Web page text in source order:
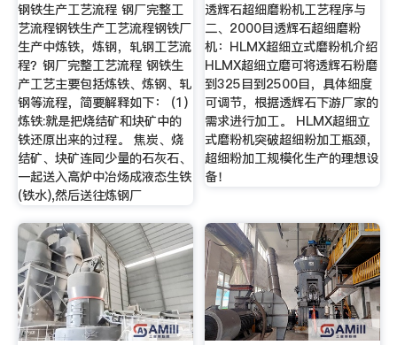
钢铁生产工艺流程 钢厂完整工
艺流程钢铁生产工艺流程钢铁厂
生产中炼铁，炼钢，轧钢工艺流
程？钢厂完整工艺流程 钢铁生
产工艺主要包括炼铁、炼钢、轧
钢等流程，简要解释如下： (1)
炼铁:就是把烧结矿和块矿中的
铁还原出来的过程。 焦炭、烧
结矿、块矿连同少量的石灰石、
一起送入高炉中冶炀成液态生铁
(铁水),然后送往炼钢厂
透辉石超细磨粉机工艺程序与
二、2000目透辉石超细磨粉
机：HLMX超细立式磨粉机介绍
HLMX超细立磨可将透辉石粉磨
到325目到2500目，具体细度
可调节，根据透辉石下游厂家的
需求进行加工。 HLMX超细立
式磨粉机突破超细粉加工瓶颈，
超细粉加工规模化生产的理想设
备！